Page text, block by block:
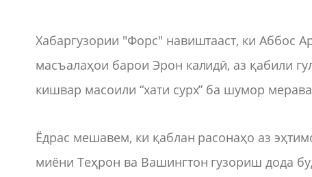
Хабаргузории "Форс" навиштааст, ки Аббос
масъалаҳои барои Эрон калидӣ, аз қабили
кишвар масоили “хати сурх” ба шумор
Ёдрас мешавем, ки қаблан расонаҳо аз
миёни Теҳрон ва Вашингтон гузориш дода